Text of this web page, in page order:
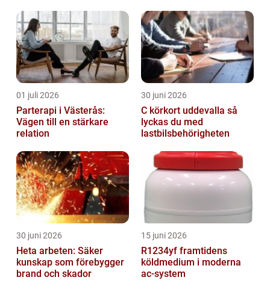
01 juli 2026
Parterapi i Västerås:
Vägen till en stärkare
relation
30 juni 2026
C körkort uddevalla så
lyckas du med
lastbilsbehörigheten
30 juni 2026
Heta arbeten: Säker
kunskap som förebygger
brand och skador
15 juni 2026
R1234yf framtidens
köldmedium i moderna
ac-system